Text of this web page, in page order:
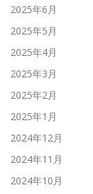
2025年6月
2025年5月
2025年4月
2025年3月
2025年2月
2025年1月
2024年12月
2024年11月
2024年10月